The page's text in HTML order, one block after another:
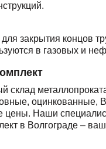
закрытия концов
в газовых и
склад
цены. Наши
в Волгограде –